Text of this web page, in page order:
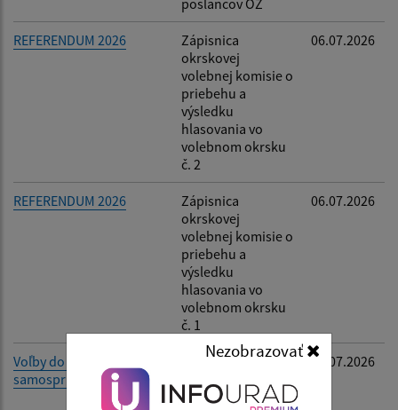
Nezobrazovať
poslancov OZ
REFERENDUM 2026
Zápisnica
okrskovej
volebnej komisie o
priebehu a
výsledku
hlasovania vo
volebnom okrsku
č. 2
06.07.2026
REFERENDUM 2026
Zápisnica
okrskovej
volebnej komisie o
priebehu a
výsledku
hlasovania vo
volebnom okrsku
č. 1
06.07.2026
Voľby do orgánov
samosprávy obcí 2026
Oznámenie
funkcie starostu
02.07.2026